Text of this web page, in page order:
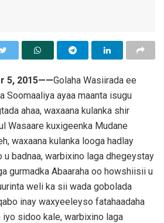
5, 2015——Golaha Wasiirada ee
Soomaaliya ayaa maanta isugu
ahaa, waxaana kulanka shir
Wasaare kuxigeenka Mudane
waxaana kulanka looga hadlay
u badnaa, warbixino laga dhegeystay
gurmadka Abaaraha oo howshiisii u
weli ka sii wada gobolada
inay waxyeeleyso fatahaadaha
iyo sidoo kale, warbixino laga